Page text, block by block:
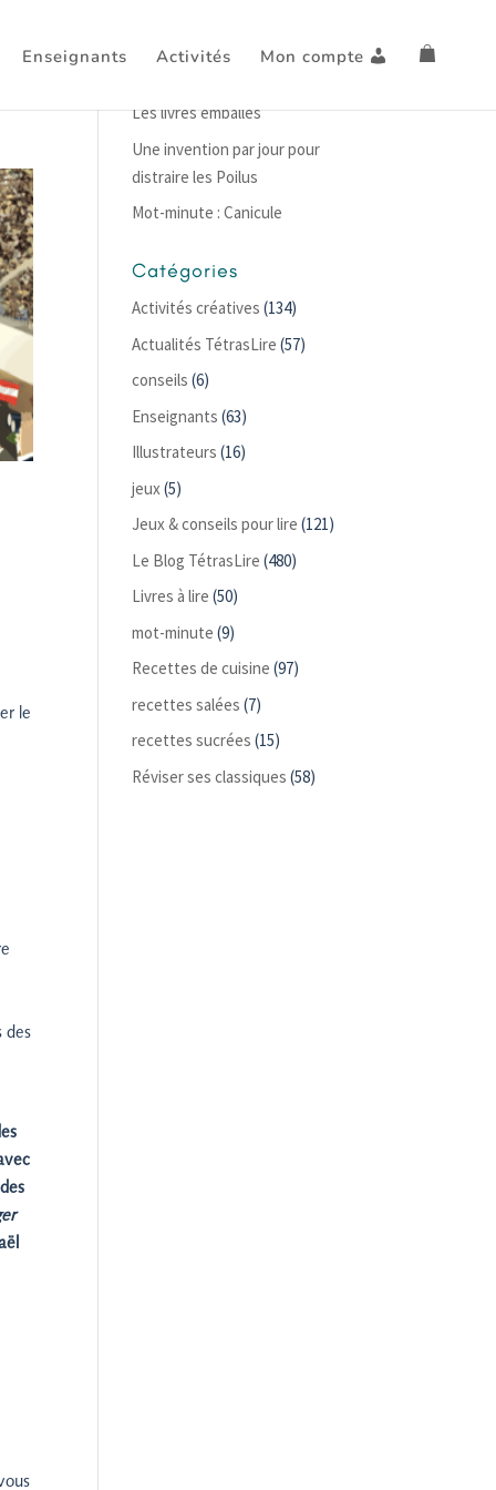
Enseignants Activités Mon compte
le
des
Les livres emballés
Une invention par jour pour
distraire les Poilus
Mot-minute : Canicule
Catégories
Activités créatives (134)
Actualités TétrasLire (57)
conseils (6)
Enseignants (63)
Illustrateurs (16)
jeux (5)
Jeux & conseils pour lire (121)
Le Blog TétrasLire (480)
Livres à lire (50)
mot-minute (9)
Recettes de cuisine (97)
recettes salées (7)
recettes sucrées (15)
Réviser ses classiques (58)